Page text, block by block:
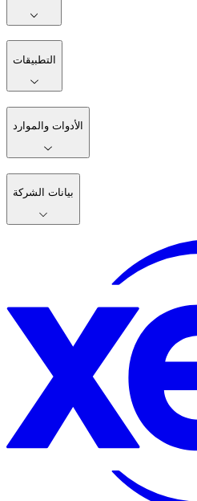
التطبيقات
الأدوات والموارد
بيانات الشركة